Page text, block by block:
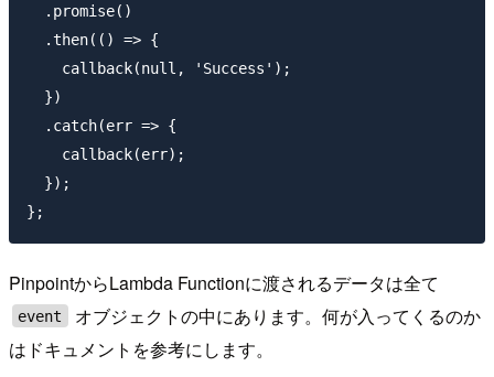
  .promise()
  .then(() => {
    callback(null, 'Success');
  })
  .catch(err => {
    callback(err);
  });
PinpointからLambda Functionに渡されるデータは全て
event
オブジェクトの中にあります。何が入ってくるのか
はドキュメントを参考にします。